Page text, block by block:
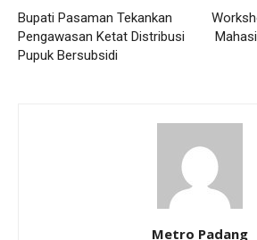
Bupati Pasaman Tekankan
Pengawasan Ketat Distribusi
Pupuk Bersubsidi
Metro Padang